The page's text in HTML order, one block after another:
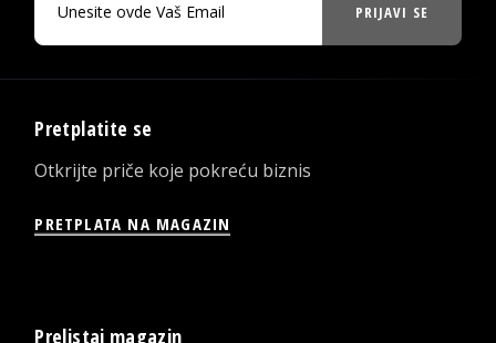
PRIJAVI SE
Pretplatite se
Otkrijte priče koje pokreću biznis
PRETPLATA NA MAGAZIN
Prelistaj magazin